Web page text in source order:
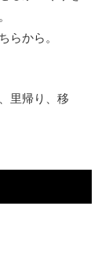
らから。
里帰り、移